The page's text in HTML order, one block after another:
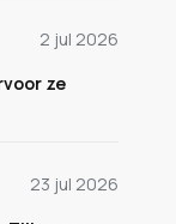
2 jul 2026
ze
23 jul 2026